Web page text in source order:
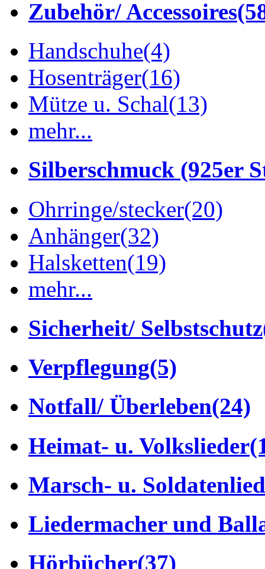
Zubehör/ Accessoires
Handschuhe(4)
Hosenträger(16)
Mütze u. Schal(13)
mehr...
Silberschmuck (925er
Ohrringe/stecker(20)
Anhänger(32)
Halsketten(19)
mehr...
Sicherheit/ Selbstschutz
Verpflegung(5)
Notfall/ Überleben(24)
Heimat- u. Volkslieder
Marsch- u.
Liedermacher und
Hörbücher(37)